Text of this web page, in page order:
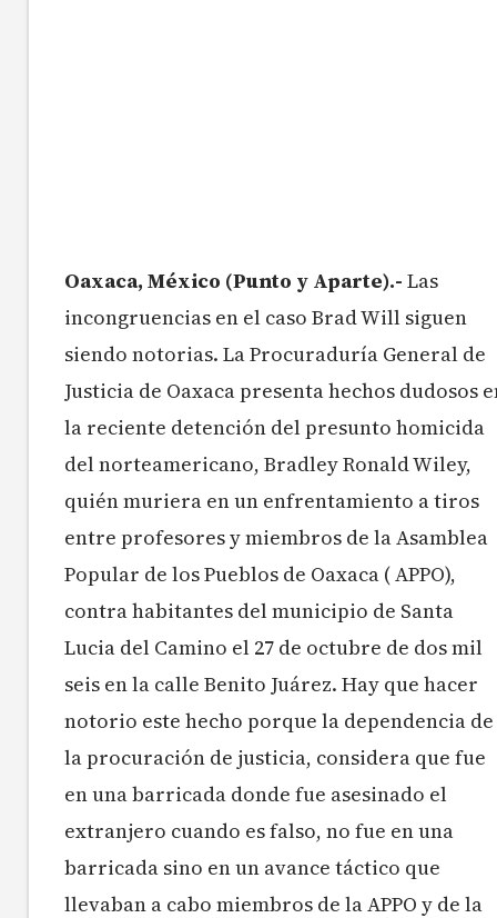
Oaxaca, México (Punto y Aparte).- Las
incongruencias en el caso Brad Will siguen
siendo notorias. La Procuraduría General de
Justicia de Oaxaca presenta hechos dudosos
la reciente detención del presunto homicida
del norteamericano, Bradley Ronald Wiley,
quién muriera en un enfrentamiento a tiros
entre profesores y miembros de la Asamblea
Popular de los Pueblos de Oaxaca ( APPO),
contra habitantes del municipio de Santa
Lucia del Camino el 27 de octubre de dos mil
seis en la calle Benito Juárez. Hay que hacer
notorio este hecho porque la dependencia de
la procuración de justicia, considera que fue
en una barricada donde fue asesinado el
extranjero cuando es falso, no fue en una
barricada sino en un avance táctico que
llevaban a cabo miembros de la APPO y de la